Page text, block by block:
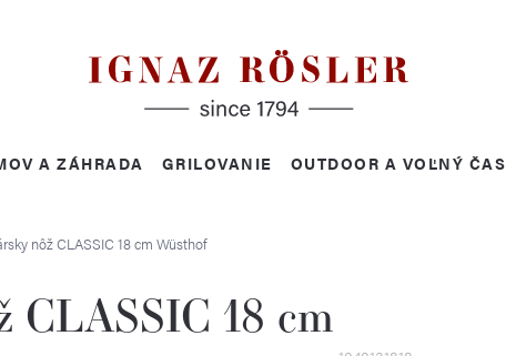
A ZÁHRADA GRILOVANIE OUTDOOR A VOĽNÝ ČAS
nôž CLASSIC 18 cm Wüsthof
CLASSIC 18 cm